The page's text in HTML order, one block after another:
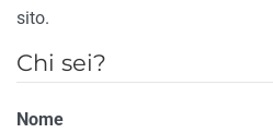
sito.
Chi sei?
Nome